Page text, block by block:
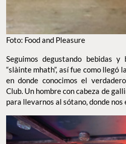
Foto: Food and Pleasure
Seguimos degustando bebidas y
“slàinte mhath”, así fue como llegó
en donde conocimos el
Club. Un hombre con cabeza de
para llevarnos al sótano, donde